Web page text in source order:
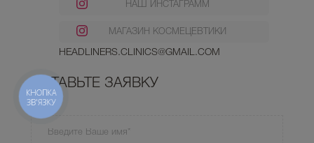
НАШ ИНСТАГРАММ
МАГАЗИН КОСМЕЦЕВТИКИ
HEADLINERS.CLINICS@GMAIL.COM
ОСТАВЬТЕ ЗАЯВКУ
КНОПКА
ЗВ'ЯЗКУ